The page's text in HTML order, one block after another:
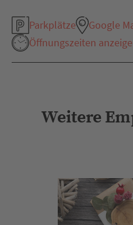
Parkplätze
Google
Öffnungszeiten
Weitere